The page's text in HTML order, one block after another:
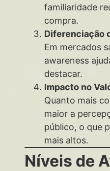
familiaridade
compra.
Diferenciação
Em mercados
awareness
destacar.
Impacto no
Quanto mais
maior a
público, o que
mais altos.
Níveis de